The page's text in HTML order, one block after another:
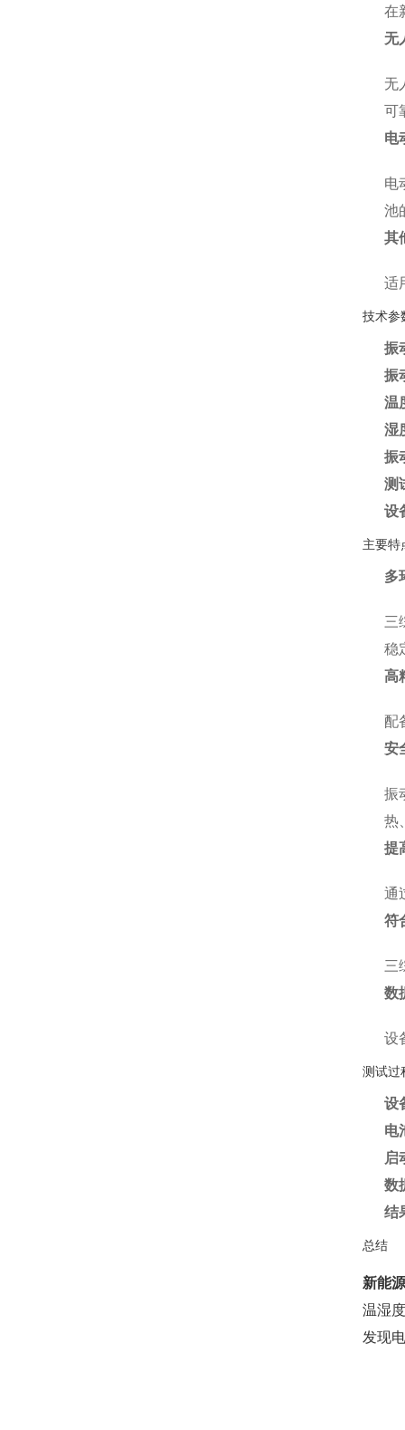
在
无
无
可
电
电
池
其
适
技术参
振
振
温
湿
振
测
设
主要特
多
三
稳
高
配
安
振
热
提
通
符
三
数
设
测试过
设
电
启
数
结
总结
新能
温湿
发现